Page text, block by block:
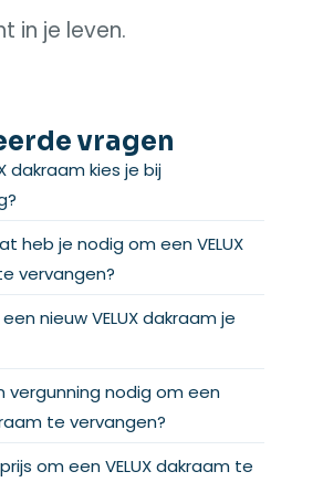
in je leven.
vragen
dakraam kies je bij
heb je nodig om een VELUX
vervangen?
nieuw VELUX dakraam je
vergunning nodig om een
te vervangen?
om een VELUX dakraam te